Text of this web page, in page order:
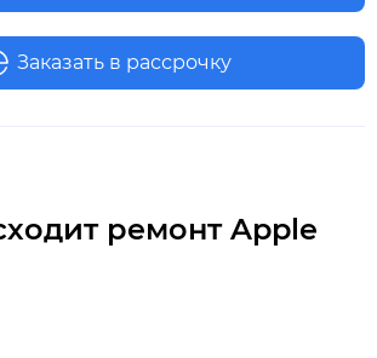
Заказать в рассрочку
ремонт Apple